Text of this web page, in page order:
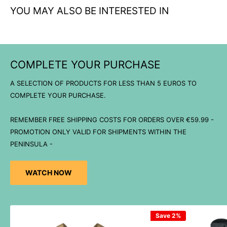
YOU MAY ALSO BE INTERESTED IN
COMPLETE YOUR PURCHASE
A SELECTION OF PRODUCTS FOR LESS THAN 5 EUROS TO
COMPLETE YOUR PURCHASE.
REMEMBER FREE SHIPPING COSTS FOR ORDERS OVER €59.99 -
PROMOTION ONLY VALID FOR SHIPMENTS WITHIN THE
PENINSULA -
WATCH NOW
Save 2%